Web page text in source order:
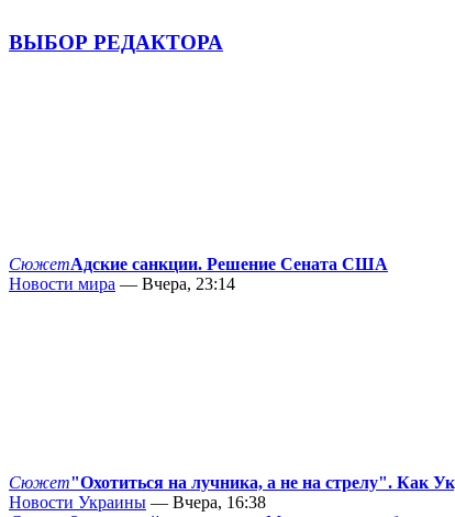
ВЫБОР РЕДАКТОРА
СюжетАдские санкции. Решение Сената США
Новости мира — Вчера, 23:14
Сюжет"Охотиться на лучника, а не на стрелу". Как
Новости Украины — Вчера, 16:38